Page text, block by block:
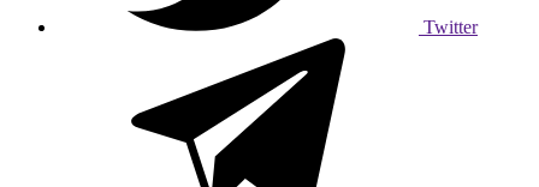
Twitter